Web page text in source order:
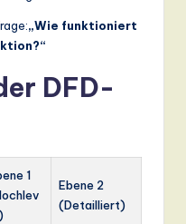
„Wie funktioniert
DFD-
1
Ebene 2
(Detailliert)